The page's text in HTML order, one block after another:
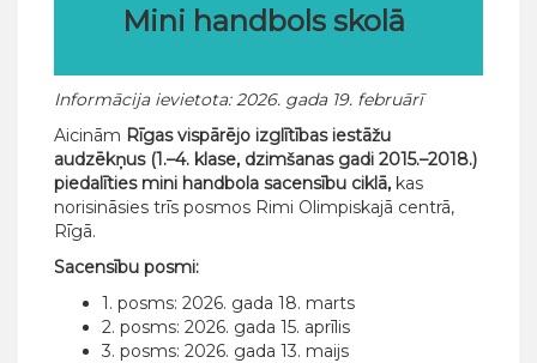
Mini handbols skolā
Informācija ievietota: 2026. gada 19. februārī
Aicinām Rīgas vispārējo izglītības iestāžu
audzēkņus (1.–4. klase, dzimšanas gadi 2015.–2018.)
piedalīties mini handbola sacensību ciklā, kas
norisināsies trīs posmos Rimi Olimpiskajā centrā,
Rīgā.
Sacensību posmi:
1. posms: 2026. gada 18. marts
2. posms: 2026. gada 15. aprīlis
3. posms: 2026. gada 13. maijs